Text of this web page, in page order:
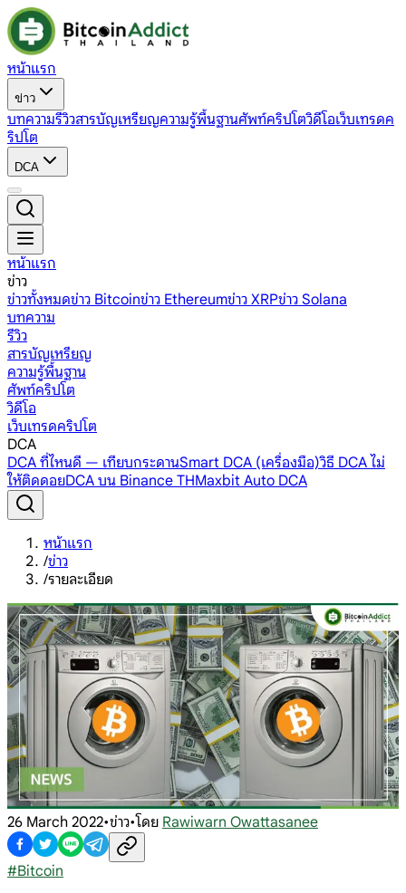
หน้าแรก
ข่าว
บทความรีวิวสารบัญเหรียญความรู้พื้นฐานศัพท์คริปโตวิดีโอเว็บเทรดค
ริปโต
DCA
หน้าแรก
ข่าว
ข่าวทั้งหมดข่าว Bitcoinข่าว Ethereumข่าว XRPข่าว Solana
บทความ
รีวิว
สารบัญเหรียญ
ความรู้พื้นฐาน
ศัพท์คริปโต
วิดีโอ
เว็บเทรดคริปโต
DCA
DCA ที่ไหนดี — เทียบกระดานSmart DCA (เครื่องมือ)วิธี DCA ไม่
ให้ติดดอยDCA บน Binance THMaxbit Auto DCA
หน้าแรก
/ข่าว
/รายละเอียด
26 March 2022•ข่าว•โดย Rawiwarn Owattasanee
#Bitcoin